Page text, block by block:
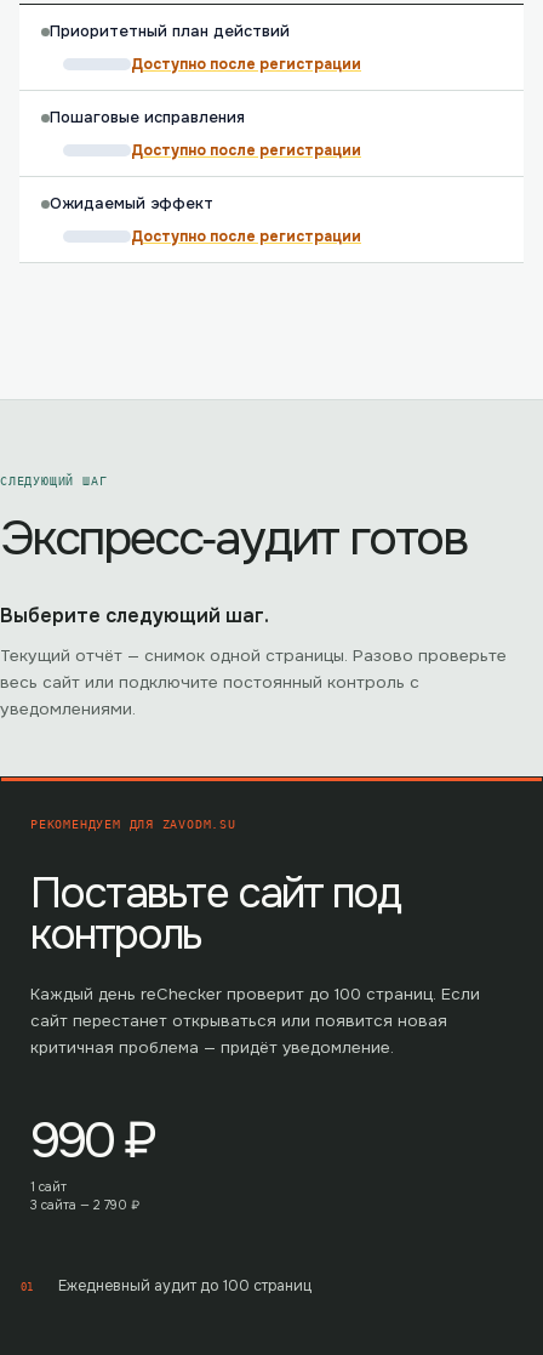
Приоритетный план действий
Доступно после регистрации
Пошаговые исправления
Доступно после регистрации
Ожидаемый эффект
Доступно после регистрации
СЛЕДУЮЩИЙ ШАГ
Экспресс‑аудит готов
Выберите следующий шаг.
Текущий отчёт — снимок одной страницы. Разово проверьте
весь сайт или подключите постоянный контроль с
уведомлениями.
РЕКОМЕНДУЕМ ДЛЯ ZAVODM.SU
Поставьте сайт под
контроль
Каждый день reChecker проверит до 100 страниц. Если
сайт перестанет открываться или появится новая
критичная проблема — придёт уведомление.
990₽
1 сайт
3 сайта — 2 790 ₽
01 Ежедневный аудит до 100 страниц